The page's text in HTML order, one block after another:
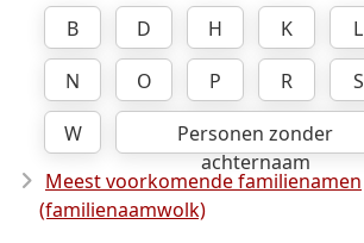
B
D H K L
N
O P R S
W
Personen zonder
achternaam
Meest voorkomende familienamen
(familienaamwolk)